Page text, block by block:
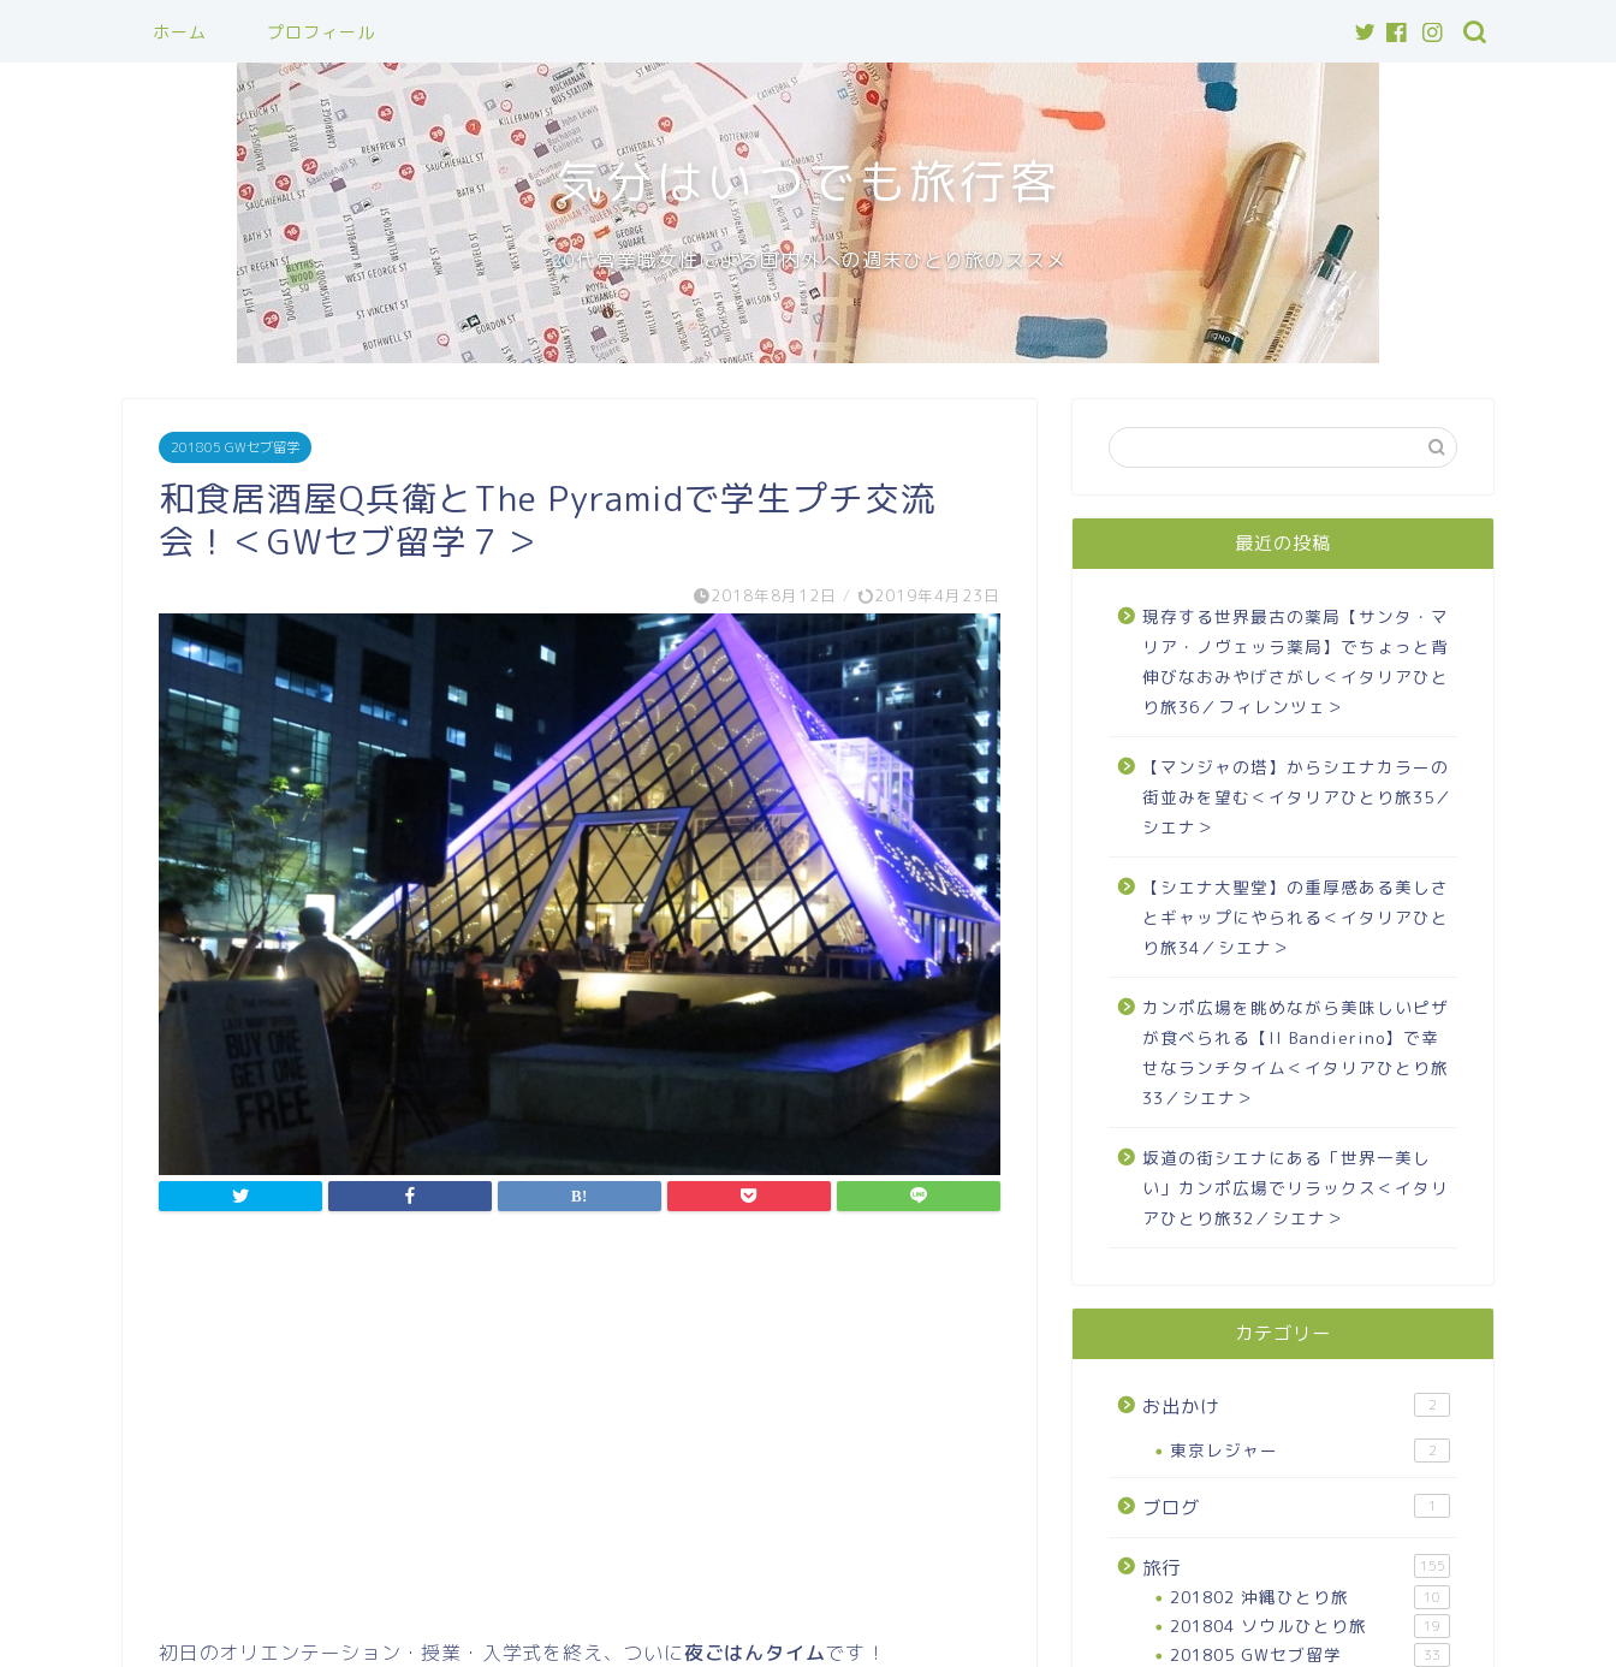
ホーム プロフィール
気分はいつでも旅行客
20代営業職女性による国内外への週末ひとり旅のススメ
201805 GWセブ留学
和食居酒屋Q兵衛とThe Pyramidで学生プチ交流
会！＜GWセブ留学７＞
2018年8月12日 / 2019年4月23日
初日のオリエンテーション・授業・入学式を終え、ついに夜ごはんタイムです！
最近の投稿
現存する世界最古の薬局【サンタ・マ
リア・ノヴェッラ薬局】でちょっと背
伸びなおみやげさがし＜イタリアひと
り旅36／フィレンツェ＞
【マンジャの塔】からシエナカラーの
街並みを望む＜イタリアひとり旅35／
シエナ＞
【シエナ大聖堂】の重厚感ある美しさ
とギャップにやられる＜イタリアひと
り旅34／シエナ＞
カンポ広場を眺めながら美味しいピザ
が食べられる【Il Bandierino】で幸
せなランチタイム＜イタリアひとり旅
33／シエナ＞
坂道の街シエナにある「世界一美し
い」カンポ広場でリラックス＜イタリ
アひとり旅32／シエナ＞
カテゴリー
お出かけ 2
東京レジャー 2
ブログ 1
旅行 155
201802 沖縄ひとり旅 10
201804 ソウルひとり旅 19
201805 GWセブ留学 33